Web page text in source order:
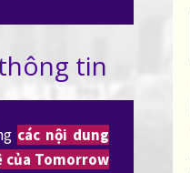
các nội dung
Tomorrow
tin